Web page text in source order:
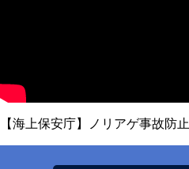
【海上保安庁】ノリアゲ事故防止